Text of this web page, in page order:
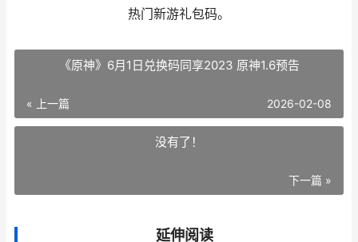
热门新游礼包码。
《原神》6月1日兑换码同享2023 原神1.6预告
« 上一篇 2026-02-08
没有了！
下一篇 »
延伸阅读